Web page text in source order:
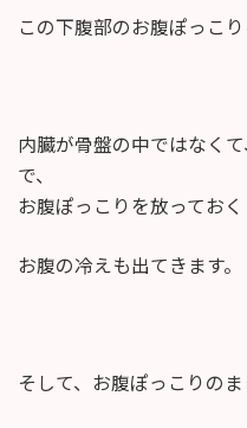
この下腹部のお腹ぽっこり
内臓が骨盤の中ではなく
で、
お腹ぽっこりを放っておく
お腹の冷えも出てきます。
そして、お腹ぽっこりの